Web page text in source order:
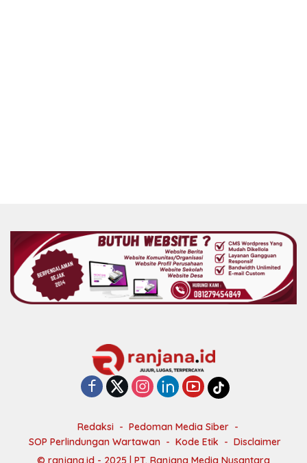
Redaksi
Pedoman Media Siber
SOP Perlindungan Wartawan
Kode Etik
Disclaimer
© ranjana.id - 2025 | PT. Ranjana Media Nusantara